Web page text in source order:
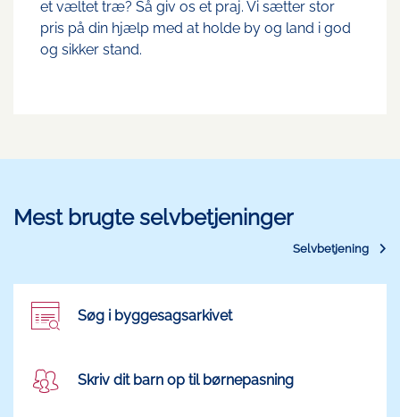
et væltet træ? Så giv os et praj. Vi sætter stor
pris på din hjælp med at holde by og land i god
og sikker stand.
Mest brugte selvbetjeninger
Selvbetjening
Søg i byggesagsarkivet
Skriv dit barn op til børnepasning